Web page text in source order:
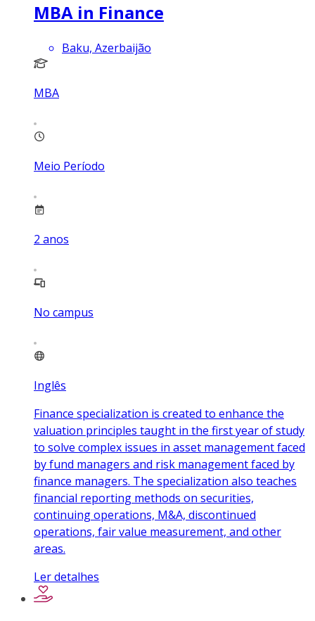
MBA in Finance
Baku, Azerbaijão
MBA
Meio Período
2 anos
No campus
Inglês
Finance specialization is created to enhance the
valuation principles taught in the first year of study
to solve complex issues in asset management faced
by fund managers and risk management faced by
finance managers. The specialization also teaches
financial reporting methods on securities,
continuing operations, M&A, discontinued
operations, fair value measurement, and other
areas.
Ler detalhes